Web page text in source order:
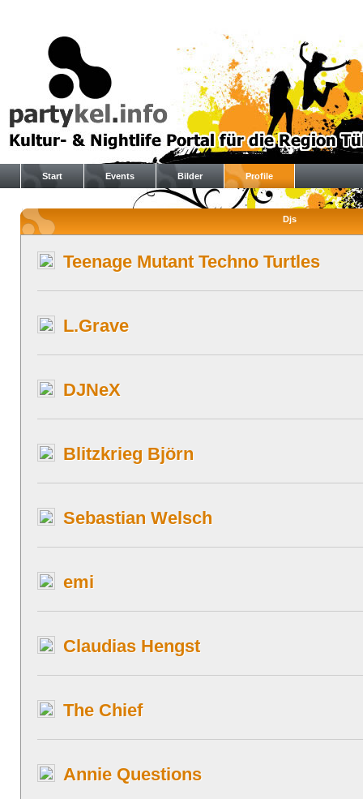
Start Events Bilder Profile
Djs
Teenage Mutant Techno Turtles
L.Grave
DJNeX
Blitzkrieg Björn
Sebastian Welsch
emi
Claudias Hengst
The Chief
Annie Questions